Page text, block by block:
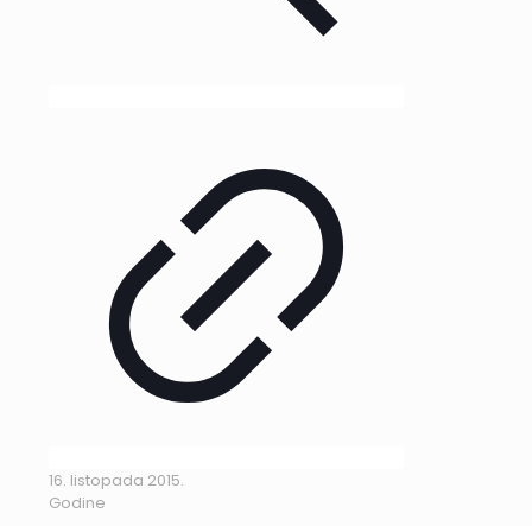
16. listopada 2015.
Godine